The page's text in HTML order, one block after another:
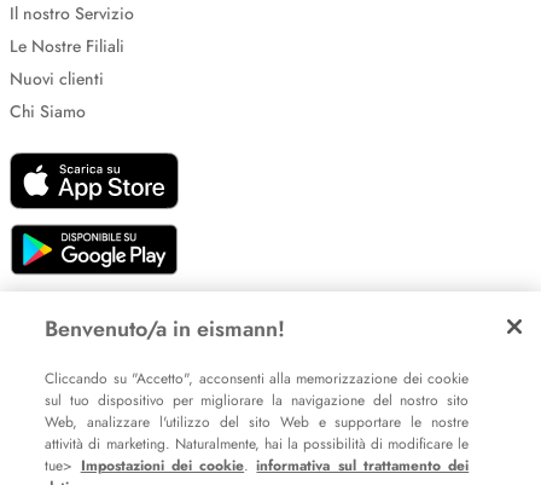
Il nostro Servizio
Le Nostre Filiali
Nuovi clienti
Chi Siamo
Impostazione dei cookie
Policy Whistleblowing
© 2007 – 2026 eismann s.r.l.
Benvenuto/a in eismann!
Cliccando su "Accetto", acconsenti alla memorizzazione dei cookie
sul tuo dispositivo per migliorare la navigazione del nostro sito
Web, analizzare l'utilizzo del sito Web e supportare le nostre
attività di marketing. Naturalmente, hai la possibilità di modificare le
tue> Impostazioni dei cookie.informativa sul trattamento dei